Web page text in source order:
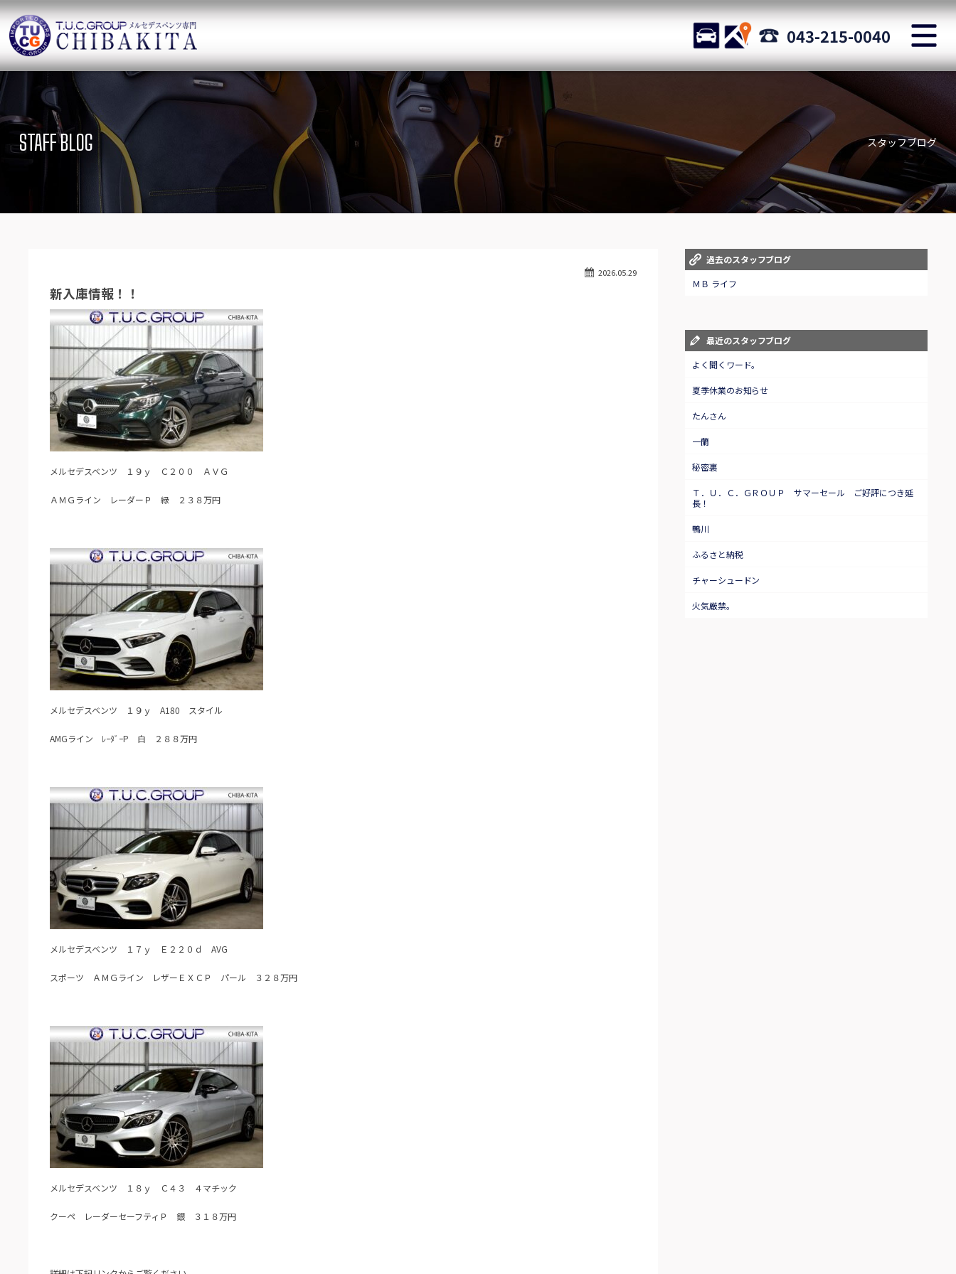
TUCグループ メルセデスベンツ専門 千葉北インター店
STOCK ACCESS 043-215-0040
ニュース
News and Topics
在庫リスト 目玉車両一覧
保証＆サービス アクセスマップ
Access map
お問い合わせ
特別作業について オーダーサービス 買取無料査定 自動車保険
Car insurance
スタッフblog
Staff blog
会社概要
Company
STAFF BLOG スタッフブログ
2026.05.29
新入庫情報！！
メルセデスベンツ １９ｙ Ｃ２００ ＡＶＧ
ＡＭＧライン レーダーＰ 緑 ２３８万円
メルセデスベンツ １９ｙ A180 スタイル
AMGライン ﾚｰﾀﾞｰP 白 ２８８万円
メルセデスベンツ １７ｙ Ｅ２２０ｄ AVG
スポーツ ＡＭＧライン レザーＥＸＣＰ パール ３２８万円
メルセデスベンツ １８ｙ Ｃ４３ ４マチック
クーペ レーダーセーフティＰ 銀 ３１８万円
過去のスタッフブログ
ＭＢ ライフ
最近のスタッフブログ
よく聞くワード。
夏季休業のお知らせ
たんさん
一蘭
秘密裏
Ｔ．Ｕ．Ｃ．ＧＲＯＵＰ サマーセール ご好評につき延
長！
鴨川
ふるさと納税
チャーシュードン
火気厳禁。